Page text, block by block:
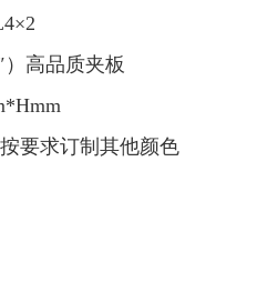
）高品质夹板
要求订制其他颜色